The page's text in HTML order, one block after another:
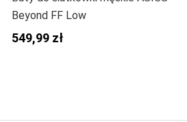
Beyond FF Low
549,99 zł